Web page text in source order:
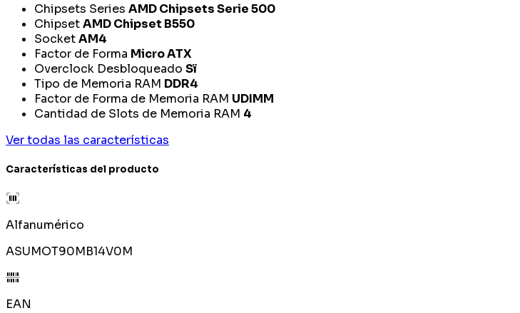
Chipsets Series AMD Chipsets Serie 500
ChipsetAMD Chipset B550
SocketAM4
Factor de Forma Micro ATX
Overclock Desbloqueado Sï
Tipo de Memoria RAM DDR4
Factor de Forma de Memoria RAM UDIMM
Cantidad de Slots de Memoria RAM 4
Ver todas las características
Características del producto
Alfanumérico
ASUMOT90MB14V0M
EAN